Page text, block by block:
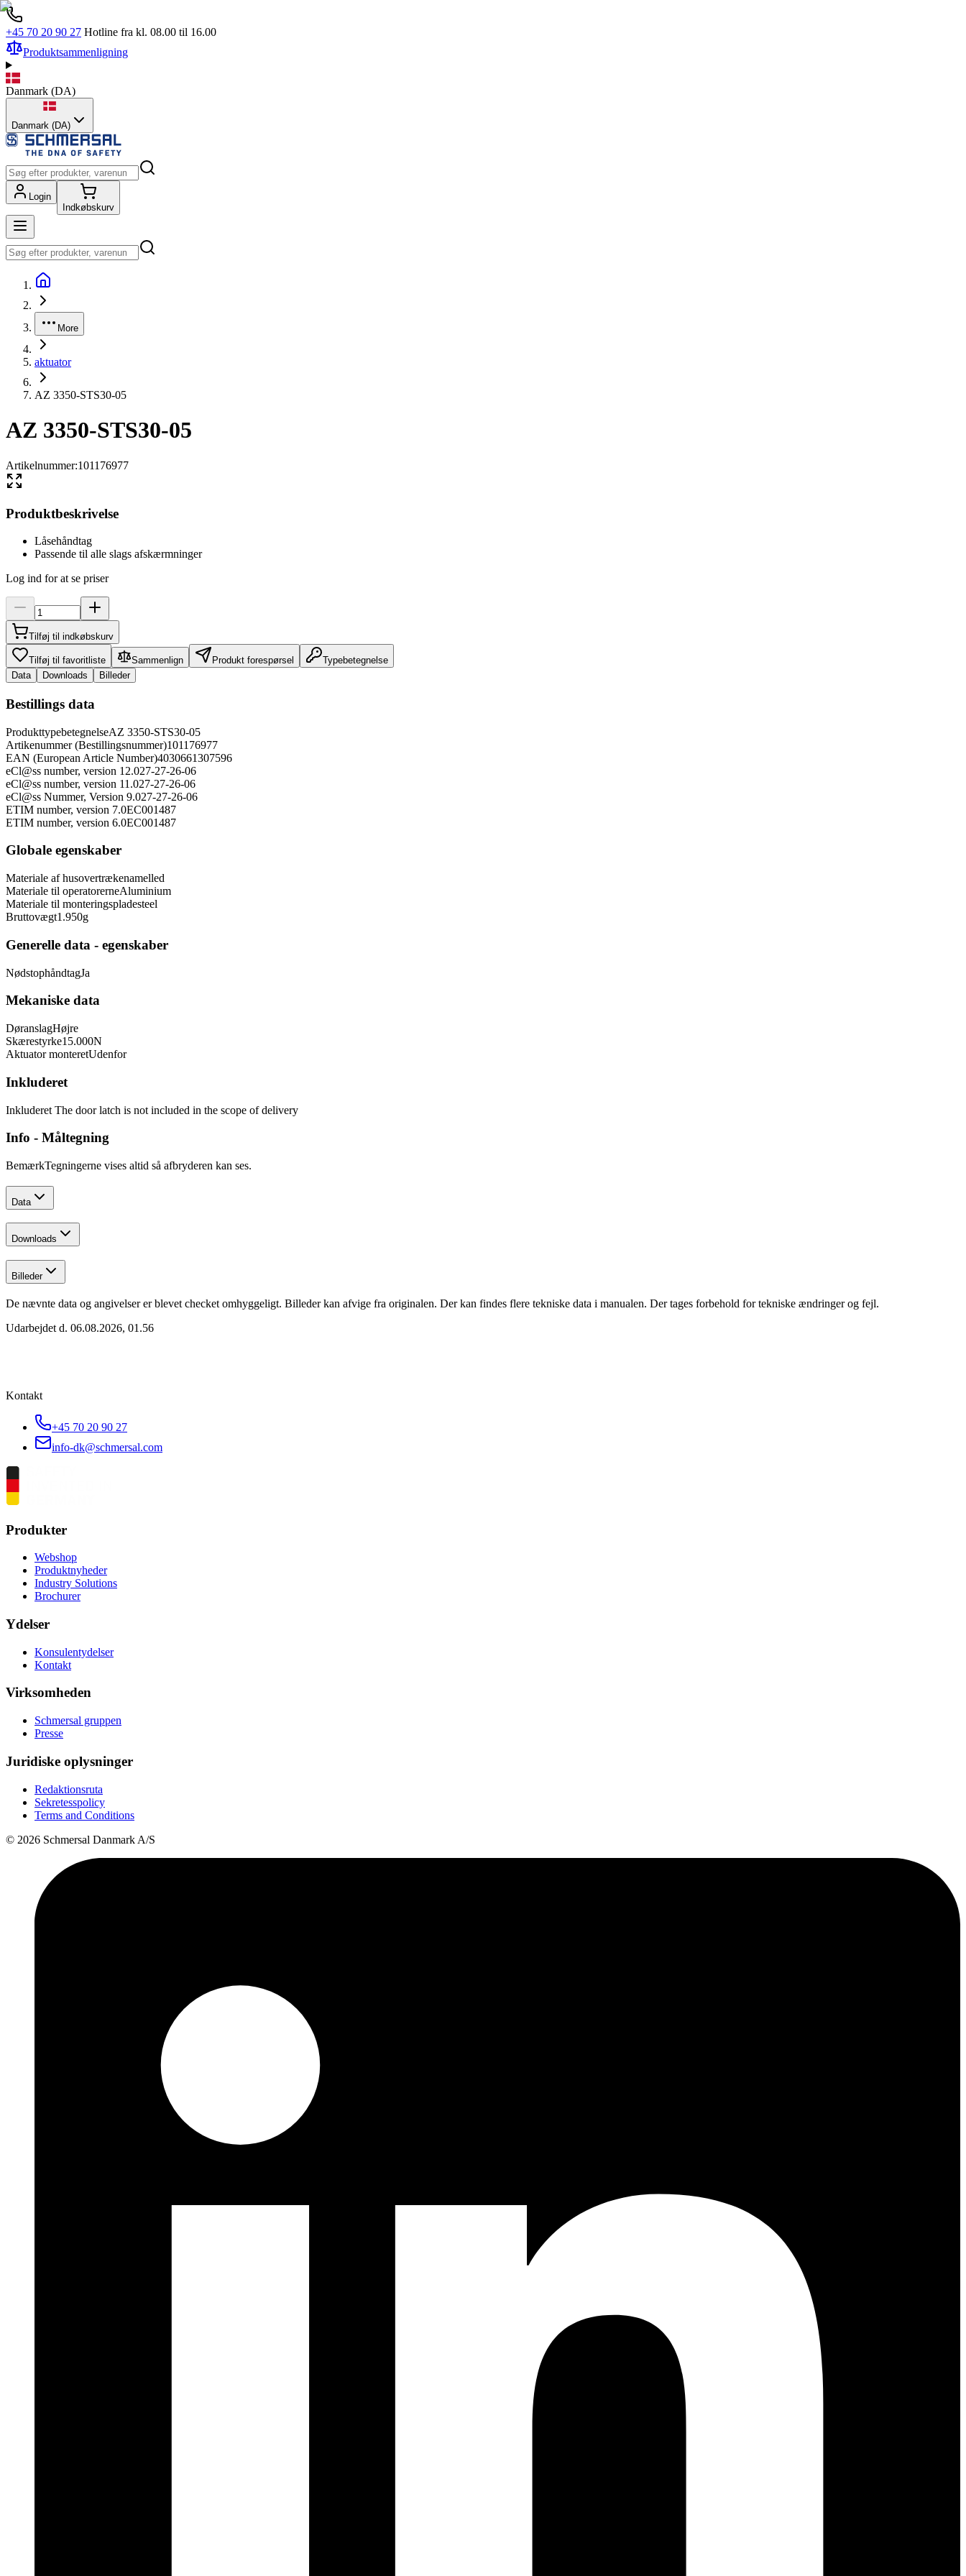
+45 70 20 90 27 Hotline fra kl. 08.00 til 16.00
Produktsammenligning
Danmark (DA)
Danmark (DA)
Login
Indkøbskurv
More
aktuator
AZ 3350-STS30-05
AZ 3350-STS30-05
Artikelnummer:101176977
Produktbeskrivelse
Låsehåndtag
Passende til alle slags afskærmninger
Log ind for at se priser
Tilføj til indkøbskurv
Tilføj til favoritliste Sammenlign Produkt forespørsel
Typebetegnelse
Data
Downloads Billeder
Bestillings data
ProdukttypebetegnelseAZ 3350-STS30-05
Artikenummer (Bestillingsnummer)101176977
EAN (European Article Number)4030661307596
eCl@ss number, version 12.027-27-26-06
eCl@ss number, version 11.027-27-26-06
eCl@ss Nummer, Version 9.027-27-26-06
ETIM number, version 7.0EC001487
ETIM number, version 6.0EC001487
Globale egenskaber
Materiale af husovertrækenamelled
Materiale til operatorerneAluminium
Materiale til monteringspladesteel
Bruttovægt1.950g
Generelle data - egenskaber
NødstophåndtagJa
Mekaniske data
DøranslagHøjre
Skærestyrke15.000N
Aktuator monteretUdenfor
Inkluderet
Inkluderet The door latch is not included in the scope of delivery
Info - Måltegning
BemærkTegningerne vises altid så afbryderen kan ses.
Data
Downloads
Billeder
De nævnte data og angivelser er blevet checket omhyggeligt. Billeder kan afvige fra originalen. Der kan findes flere tekniske data i manualen. Der tages forbehold for tekniske ændringer og fejl.
Udarbejdet d. 06.08.2026, 01.56
Kontakt
+45 70 20 90 27
info-dk@schmersal.com
Produkter
Webshop
Produktnyheder
Industry Solutions
Brochurer
Ydelser
Konsulentydelser
Kontakt
Virksomheden
Schmersal gruppen
Presse
Juridiske oplysninger
Redaktionsruta
Sekretesspolicy
Terms and Conditions
© 2026 Schmersal Danmark A/S